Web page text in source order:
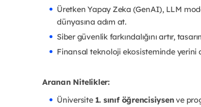
Üretken Yapay Zeka (GenAI), LLM
dünyasına adım at.
Siber güvenlik farkındalığını artır,
Finansal teknoloji ekosisteminde yerini
Aranan Nitelikler:
Üniversite 1. sınıf öğrencisiysenve